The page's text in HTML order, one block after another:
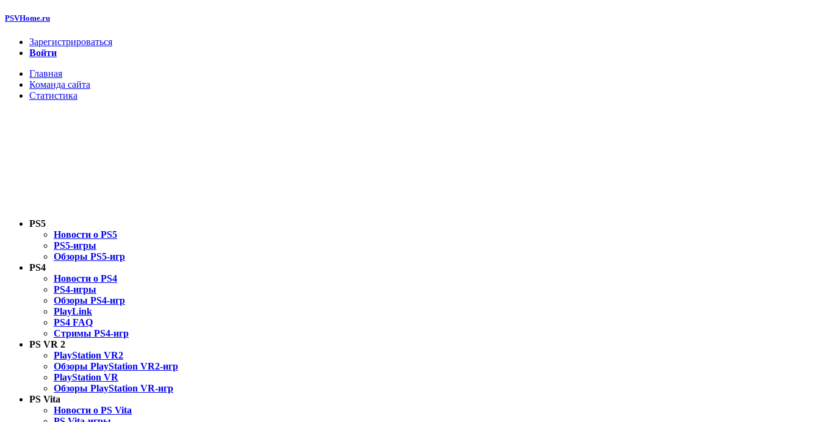
PSVHome.ru
Зарегистрироваться
Войти
Главная
Команда сайта
Статистика
PS5
Новости о PS5
PS5-игры
Обзоры PS5-игр
PS4
Новости о PS4
PS4-игры
Обзоры PS4-игр
PlayLink
PS4 FAQ
Стримы PS4-игр
PS VR 2
PlayStation VR2
Обзоры PlayStation VR2-игр
PlayStation VR
Обзоры PlayStation VR-игр
PS Vita
Новости о PS Vita